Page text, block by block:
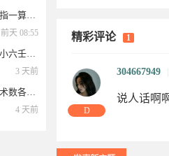
03-18
精彩评论 1
D
304667949
说人话啊
2026年8月4日黄金走势，我掐指一算：小六壬得“速喜”，金价像坐火箭，冲劲十足
前天 08:55
2026年8月3日黄金走势速测：小六壬按农历六月廿一起课得留连，主行情反复，财星
3 天前
2026年8月2日黄金走势，三种术数各显神通。梅花易数起得“天地否”变“风地观”
4 天前